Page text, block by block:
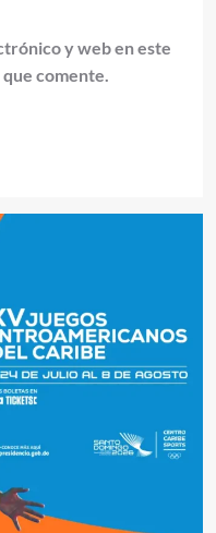
y web en este
comente.